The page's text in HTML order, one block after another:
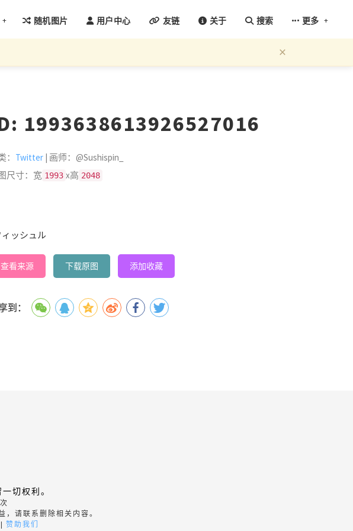
+ 随机图片 用户中心 友链 关于 搜索 更多 +
×
1993638613926527016
： Twitter | 画师：@Sushispin_
尺寸：宽 1993 x高 2048
ィッシュル
查看来源 下载原图 添加收藏
到：
切权利。
次
，请联系删除相关内容。
| 赞助我们